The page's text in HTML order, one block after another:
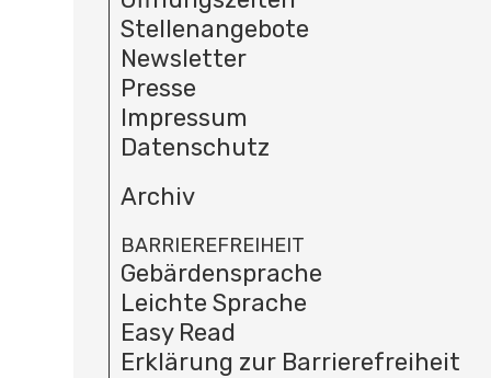
Stellenangebote
Newsletter
Presse
Impressum
Datenschutz
Archiv
BARRIEREFREIHEIT
Gebärdensprache
Leichte Sprache
Easy Read
Erklärung zur Barrierefreiheit